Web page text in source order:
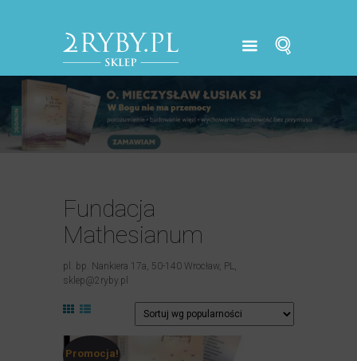
Fundacja
Mathesianum
pl. bp. Nankiera 17a, 50-140 Wrocław, PL,
sklep@2ryby.pl
Promocja!